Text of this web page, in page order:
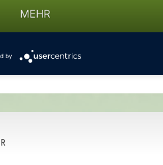
MEHR
by